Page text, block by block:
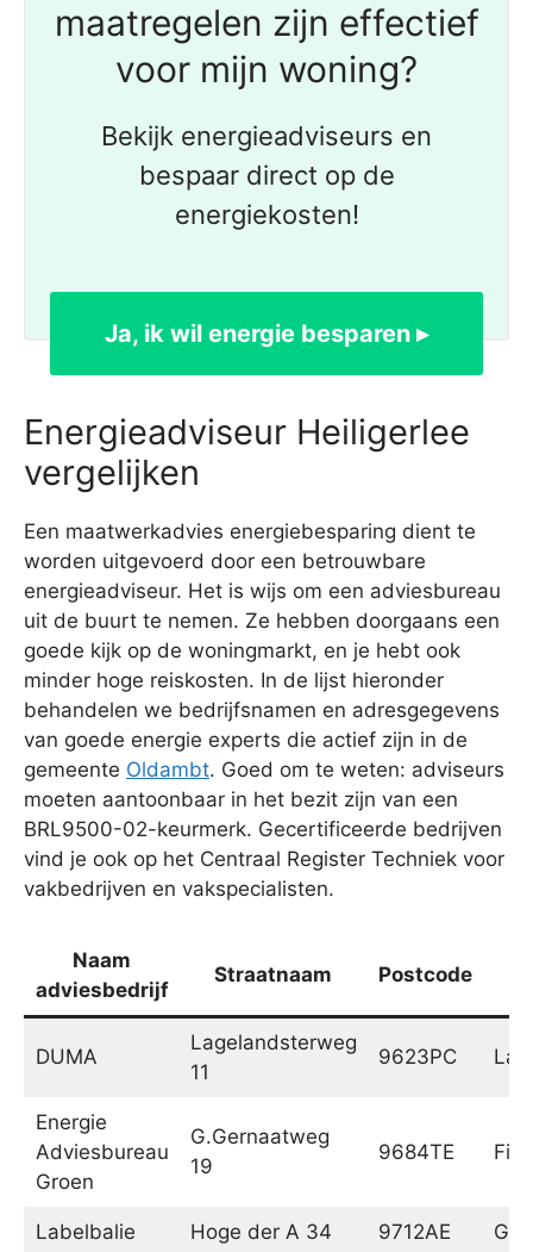
maatregelen zijn effectief
voor mijn woning?
Bekijk energieadviseurs en
bespaar direct op de
energiekosten!
Ja, ik wil energie besparen ▸
Energieadviseur Heiligerlee
vergelijken
Een maatwerkadvies energiebesparing dient te
worden uitgevoerd door een betrouwbare
energieadviseur. Het is wijs om een adviesbureau
uit de buurt te nemen. Ze hebben doorgaans een
goede kijk op de woningmarkt, en je hebt ook
minder hoge reiskosten. In de lijst hieronder
behandelen we bedrijfsnamen en adresgegevens
van goede energie experts die actief zijn in de
gemeente Oldambt. Goed om te weten: adviseurs
moeten aantoonbaar in het bezit zijn van een
BRL9500-02-keurmerk. Gecertificeerde bedrijven
vind je ook op het Centraal Register Techniek voor
vakbedrijven en vakspecialisten.
Naam
adviesbedrijf
Straatnaam Postcode
DUMA
Lagelandsterweg
11
9623PC
Energie
Adviesbureau
Groen
G.Gernaatweg
19
9684TE
Labelbalie Hoge der A 34 9712AE